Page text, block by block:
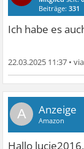
Beiträge:331
Ich habe es
22.03.2025 11:37 •
A